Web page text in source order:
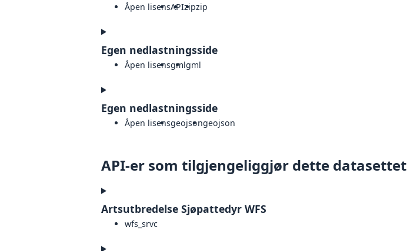
Åpen lisensAPIzipzip
Egen nedlastningsside
Åpen lisensgmlgml
Egen nedlastningsside
Åpen lisensgeojsongeojson
API-er som tilgjengeliggjør dette datasettet
Artsutbredelse Sjøpattedyr WFS
wfs_srvc